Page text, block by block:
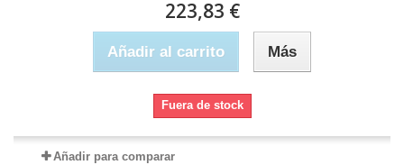
223,83 €
Añadir al carrito Más
Fuera de stock
Añadir para comparar